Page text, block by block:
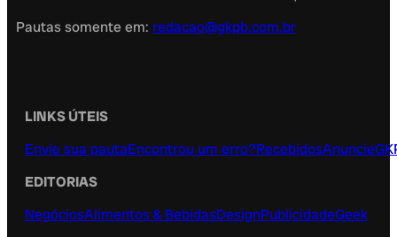
Pautas somente em: redacao@gkpb.com.br
LINKS ÚTEIS
Envie sua pautaEncontrou um erro?RecebidosAnuncie
EDITORIAS
NegóciosAlimentos & BebidasDesignPublicidadeGeek